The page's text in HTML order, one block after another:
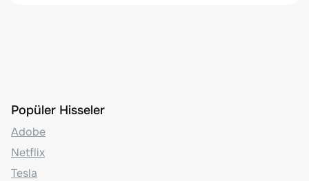
Popüler Hisseler
Adobe
Netflix
Tesla